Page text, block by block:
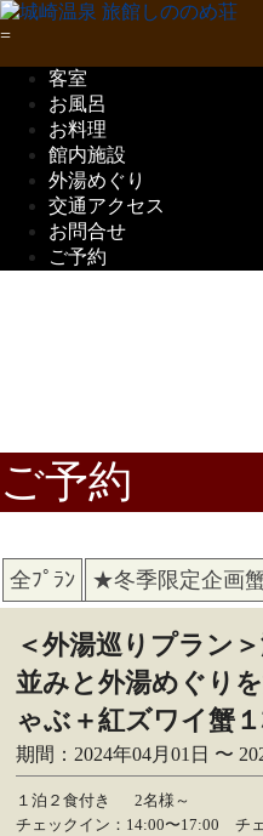
客室
お風呂
お料理
館内施設
外湯めぐり
交通アクセス
お問合せ
ご予約
ご予約
全ﾌﾟﾗﾝ ★冬季限定企画
＜外湯巡りプラン
並みと外湯めぐり
ゃぶ＋紅ズワイ蟹１
期間：2024年04月01日 〜
１泊２食付き
2名様～
チェックイン：14:00〜17:00 チ